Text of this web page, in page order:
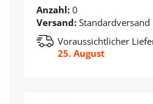
Anzahl: 0
Versand: Standardversand
Voraussichtlicher
25. August